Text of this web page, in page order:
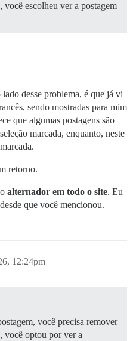
você escolheu ver a postagem
desse problema, é que já vi
sendo mostradas para mim
que algumas postagens são
marcada, enquanto, neste
retorno.
alternador em todo o site. Eu
que você mencionou.
12:24pm
você precisa remover
você optou por ver a